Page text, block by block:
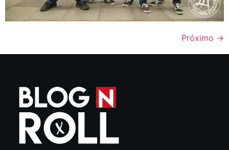
Próximo →